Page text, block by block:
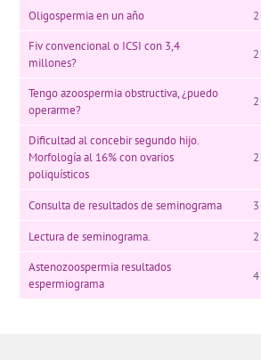
Oligospermia en un año 2
Fiv convencional o ICSI con 3,4
millones?
2
Tengo azoospermia obstructiva, ¿puedo
operarme?
2
Dificultad al concebir segundo hijo.
Morfología al 16% con ovarios
poliquísticos
2
Consulta de resultados de seminograma 3
Lectura de seminograma. 2
Astenozoospermia resultados
espermiograma
4